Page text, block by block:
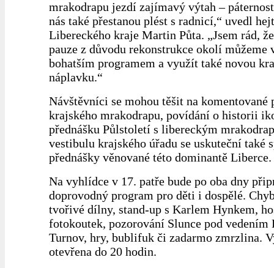
mrakodrapu jezdí zajímavý výtah –
nás také přestanou plést s radnicí,“ uvedl
Libereckého kraje Martin Půta. „Jsem rád,
pauze z důvodu rekonstrukce okolí můžeme
bohatším programem a využít také novou
náplavku.“
Návštěvníci se mohou těšit na
krajského mrakodrapu, povídání o historii
přednášku Půlstoletí s libereckým
vestibulu krajského úřadu se uskuteční také
přednášky věnované této dominantě Liberce.
Na vyhlídce v 17. patře bude po oba dny
doprovodný program pro děti i dospělé.
tvořivé dílny, stand-up s Karlem Hynkem,
fotokoutek, pozorování Slunce pod vedením
Turnov, hry, bublifuk či zadarmo zmrzlina.
otevřena do 20 hodin.